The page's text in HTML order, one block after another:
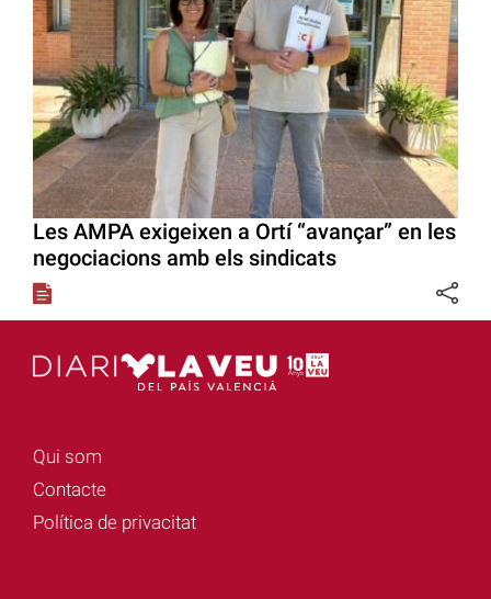
Les AMPA exigeixen a Ortí “avançar” en les
negociacions amb els sindicats
Qui som
Contacte
Política de privacitat